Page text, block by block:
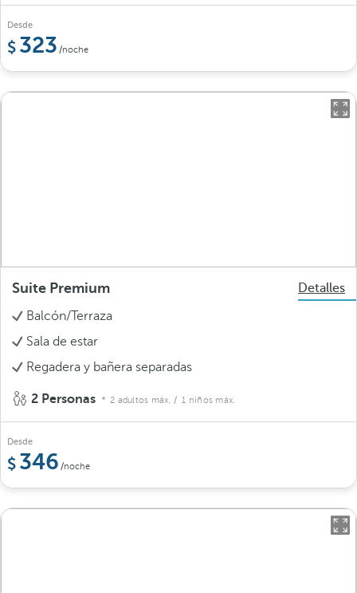
Desde
323 /noche
Suite Premium
Detalles
Balcón/Terraza
Sala de estar
Regadera y bañera separadas
2 Personas 2 adultos máx. / 1 niños máx.
Desde
346 /noche